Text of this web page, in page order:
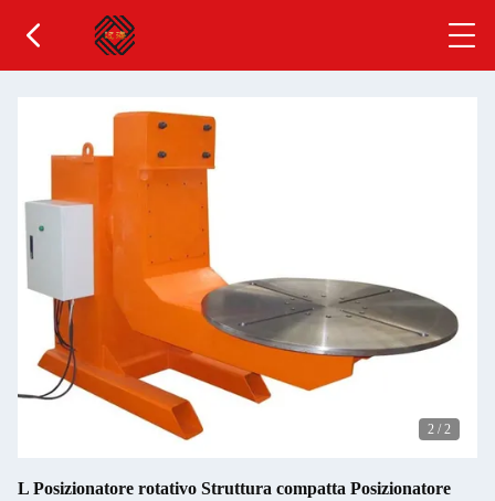
2 / 2
L Posizionatore rotativo Struttura compatta Posizionatore